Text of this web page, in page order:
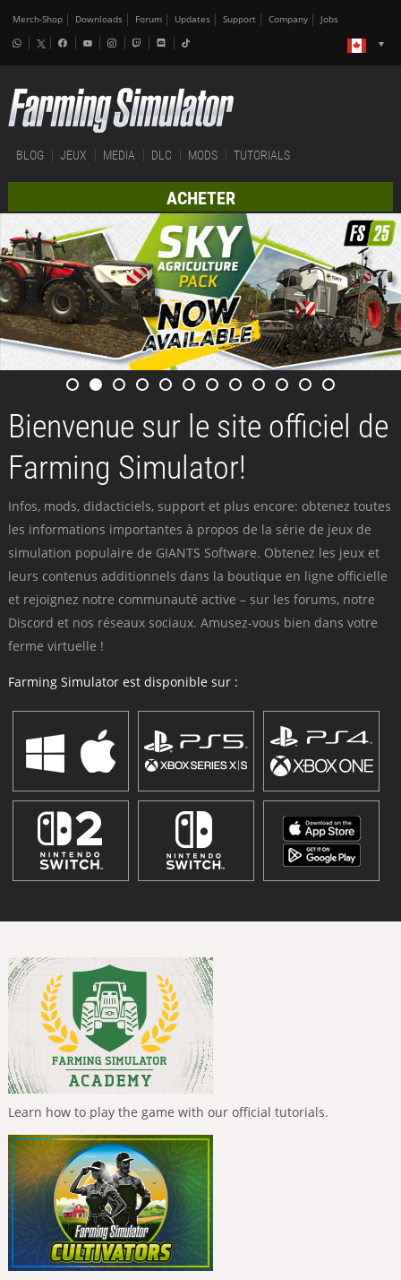
Merch-Shop Downloads Forum Updates Support Company Jobs
BLOG JEUX MEDIA DLC MODS TUTORIALS
ACHETER
Bienvenue sur le site officiel de
Farming Simulator!
Infos, mods, didacticiels, support et plus encore: obtenez toutes
les informations importantes à propos de la série de jeux de
simulation populaire de GIANTS Software. Obtenez les jeux et
leurs contenus additionnels dans la boutique en ligne officielle
et rejoignez notre communauté active – sur les forums, notre
Discord et nos réseaux sociaux. Amusez-vous bien dans votre
ferme virtuelle !
Farming Simulator est disponible sur :
Learn how to play the game with our official tutorials.